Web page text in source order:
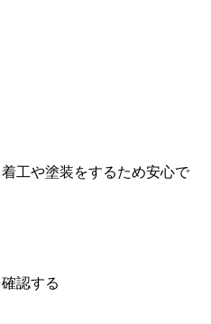
工や塗装をするため安心で
認する